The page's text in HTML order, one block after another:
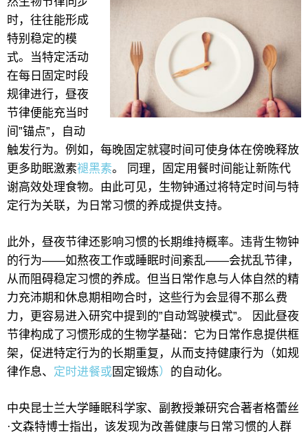
时，往往能形成
特别稳定的模
式。当特定活动
在每日固定时段
规律进行，昼夜
节律便能充当时
间”锚点”，自动
触发行为。例如，每晚固定就寝时间可使身体在傍晚释放
更多助眠激素褪黑素。 同理，固定用餐时间能让新陈代
谢高效处理食物。由此可见，生物钟通过将特定时间与特
定行为关联，为日常习惯的养成提供支持。
此外，昼夜节律还影响习惯的长期维持概率。违背生物钟
的行为——如熬夜工作或睡眠时间紊乱——会扰乱节律，
从而阻碍稳定习惯的养成。但当日常作息与人体自然的精
力充沛期和休息期相吻合时，这些行为会显得不那么费
力，更容易进入研究中提到的”自动驾驶模式”。 因此昼夜
节律构成了习惯形成的生物学基础：它为日常作息提供框
架，促进特定行为的长期重复，从而支持健康行为（如规
律作息、 定时进餐或固定锻炼） 的自动化。
中央昆士兰大学睡眠科学家、副教授兼研究合著者格蕾丝
·文森特博士指出，该发现为改善健康与日常习惯的人群